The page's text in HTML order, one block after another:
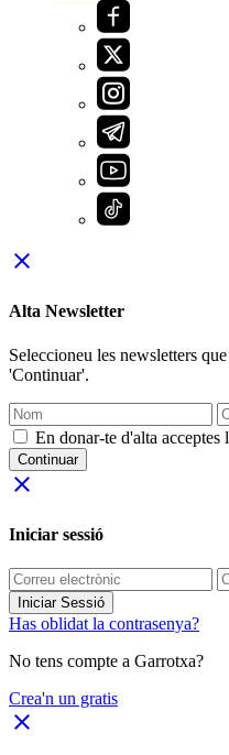
close
Alta Newsletter
Seleccioneu les newsletters
'Continuar'.
En donar-te d'alta acceptes
Continuar
close
Iniciar sessió
Iniciar Sessió
Has oblidat la contrasenya?
No tens compte a Garrotxa?
Crea'n un gratis
close